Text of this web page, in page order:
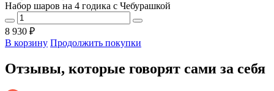
Набор шаров на 4 годика с Чебурашкой
8 930 ₽
В корзину Продолжить покупки
Отзывы, которые говорят сами за себя